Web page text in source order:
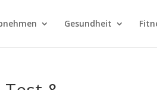
Gesundheit